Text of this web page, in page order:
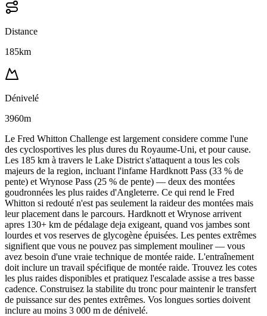
Distance
185km
Dénivelé
3960m
Le Fred Whitton Challenge est largement considere comme l'une
des cyclosportives les plus dures du Royaume-Uni, et pour cause.
Les 185 km à travers le Lake District s'attaquent a tous les cols
majeurs de la region, incluant l'infame Hardknott Pass (33 % de
pente) et Wrynose Pass (25 % de pente) — deux des montées
goudronnées les plus raides d'Angleterre. Ce qui rend le Fred
Whitton si redouté n'est pas seulement la raideur des montées mais
leur placement dans le parcours. Hardknott et Wrynose arrivent
apres 130+ km de pédalage deja exigeant, quand vos jambes sont
lourdes et vos reserves de glycogène épuisées. Les pentes extrêmes
signifient que vous ne pouvez pas simplement mouliner — vous
avez besoin d'une vraie technique de montée raide. L'entraînement
doit inclure un travail spécifique de montée raide. Trouvez les cotes
les plus raides disponibles et pratiquez l'escalade assise a tres basse
cadence. Construisez la stabilite du tronc pour maintenir le transfert
de puissance sur des pentes extrêmes. Vos longues sorties doivent
inclure au moins 3 000 m de dénivelé.